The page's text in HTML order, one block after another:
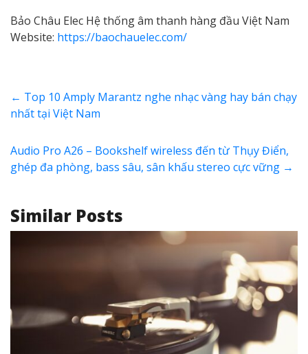
Bảo Châu Elec Hệ thống âm thanh hàng đầu Việt Nam
Website: https://baochauelec.com/
← Top 10 Amply Marantz nghe nhạc vàng hay bán chạy
nhất tại Việt Nam
Audio Pro A26 – Bookshelf wireless đến từ Thụy Điển,
ghép đa phòng, bass sâu, sân khấu stereo cực vững →
Similar Posts